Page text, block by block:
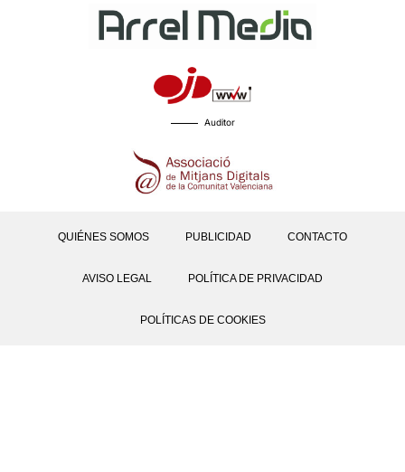
Auditor
QUIÉNES SOMOS PUBLICIDAD CONTACTO
AVISO LEGAL POLÍTICA DE PRIVACIDAD
POLÍTICAS DE COOKIES